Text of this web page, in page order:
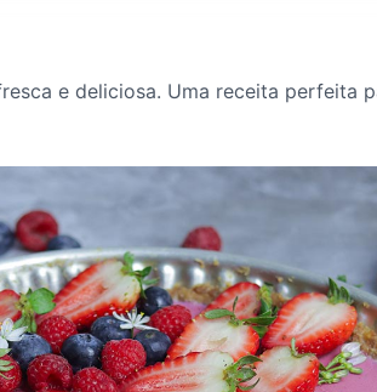
e deliciosa. Uma receita perfeita